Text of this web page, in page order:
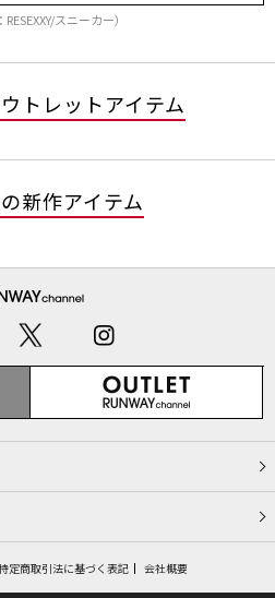
RESEXXY/スニーカー）
トレットアイテム
新作アイテム
定商取引法に基づく表記 会社概要